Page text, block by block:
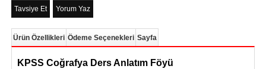
Tavsiye Et Yorum Yaz
Ürün Özellikleri Ödeme Seçenekleri Sayfa
KPSS Coğrafya Ders Anlatım Föyü